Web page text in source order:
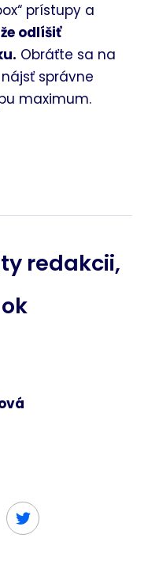
prístupy a
odlíšiť
Obráťte sa na
správne
maximum.
redakcii,